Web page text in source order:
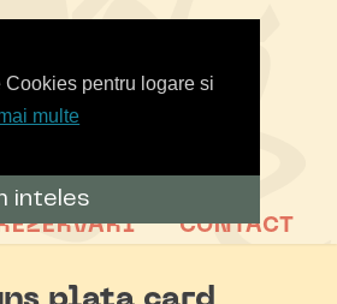
pentru logare si
multe
inteles
CONTACT